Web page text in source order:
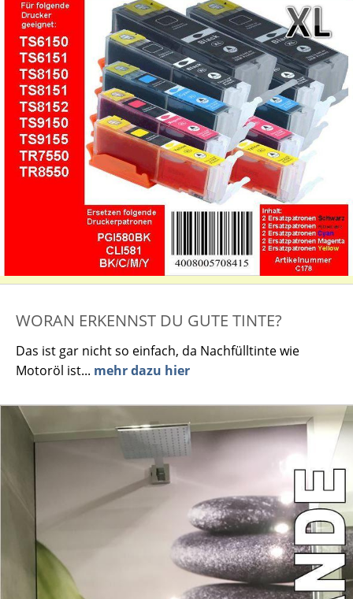
WORAN ERKENNST DU GUTE TINTE?
Das ist gar nicht so einfach, da Nachfülltinte wie
Motoröl ist... mehr dazu hier